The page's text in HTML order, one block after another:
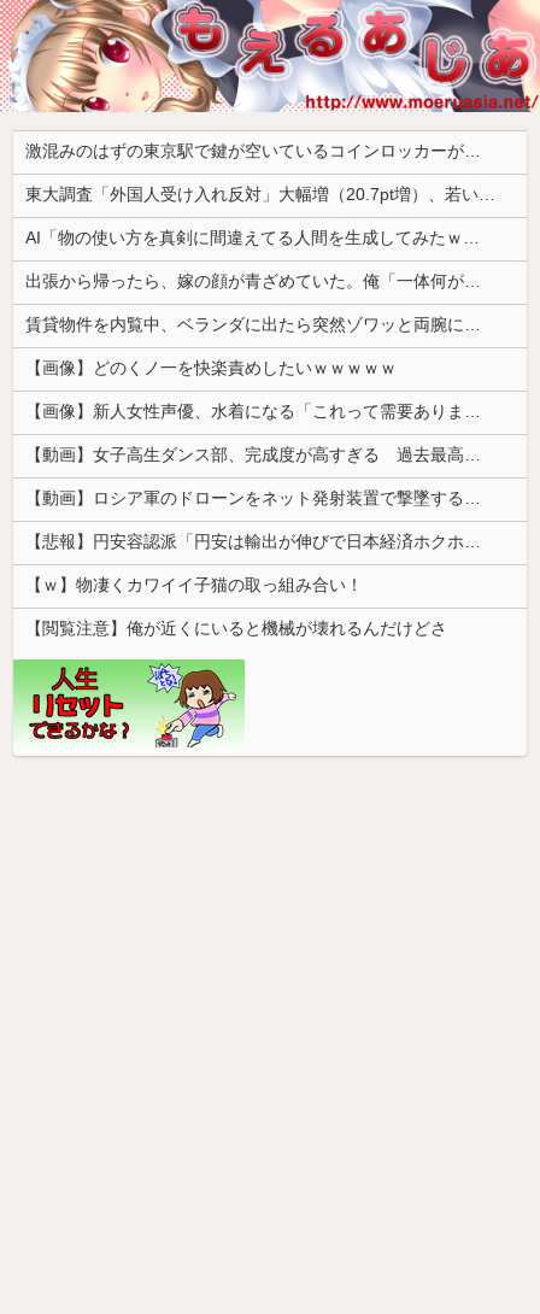
激混みのはずの東京駅で鍵が空いているコインロッカーが散見、「ラッキー」と思って中を確認してみると……
東大調査「外国人受け入れ反対」大幅増（20.7pt増）、若い世代で増加幅大
AI「物の使い方を真剣に間違えてる人間を生成してみたｗｗｗｗ」
出張から帰ったら、嫁の顔が青ざめていた。俺「一体何があったんだ？」嫁「…」→子供たちに話を聞くと…
賃貸物件を内覧中、ベランダに出たら突然ゾワッと両腕に鳥肌が出た。「やっぱりこの部屋嫌だ」と思った瞬間、体が前にドンッと突き飛ばされて…
【画像】どのくノ一を快楽責めしたいｗｗｗｗｗ
【画像】新人女性声優、水着になる「これって需要ありますか？」
【動画】女子高生ダンス部、完成度が高すぎる 過去最高傑作と話題にｗｗｗｗ
【動画】ロシア軍のドローンをネット発射装置で撃墜するウクライナ。
【悲報】円安容認派「円安は輸出が伸びで日本経済ホクホク！」⇒ 世界に売る物が無さすぎて輸出額で韓国に惨敗・・・
【ｗ】物凄くカワイイ子猫の取っ組み合い！
【閲覧注意】俺が近くにいると機械が壊れるんだけどさ